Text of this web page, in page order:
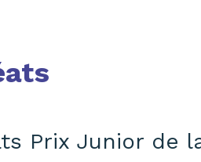
Prix Junior de